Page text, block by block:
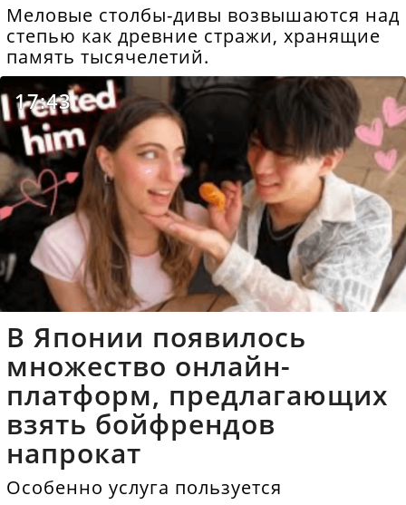
Меловые столбы-дивы возвышаются над
степью как древние стражи, хранящие
память тысячелетий.
17:43
В Японии появилось
множество онлайн-
платформ, предлагающих
взять бойфрендов
напрокат
Особенно услуга пользуется